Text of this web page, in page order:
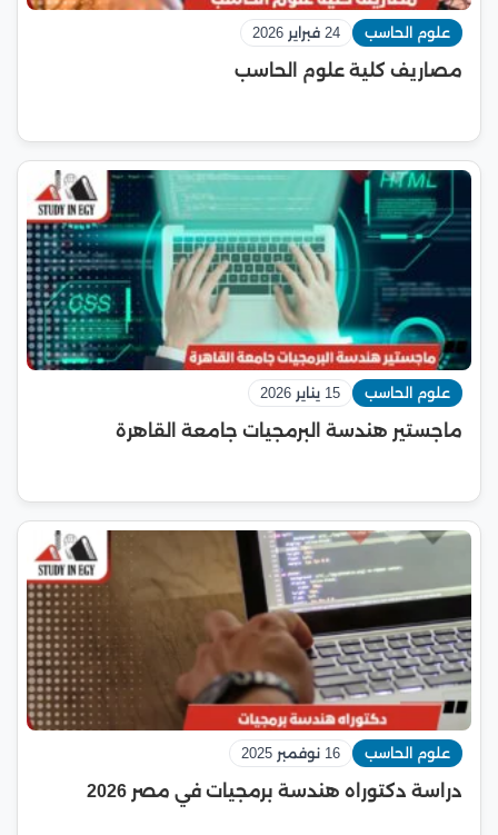
علوم الحاسب 24 فبراير 2026
مصاريف كلية علوم الحاسب
علوم الحاسب 15 يناير 2026
ماجستير هندسة البرمجيات جامعة القاهرة
علوم الحاسب 16 نوفمبر 2025
دراسة دكتوراه هندسة برمجيات في مصر 2026